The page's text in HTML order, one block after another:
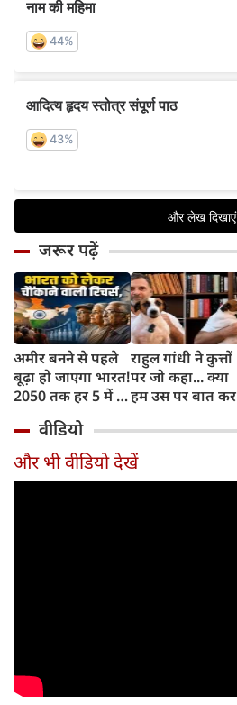
जरूर पढ़ें
अमीर बनने से पहले
बूढ़ा हो जाएगा भारत!
2050 तक हर 5 में 1
साल से ज्यादा उम्र का
राहुल गांधी ने कुत्तों
पर जो कहा... क्या
हम उस पर बात कर
वीडियो
और भी वीडियो देखें